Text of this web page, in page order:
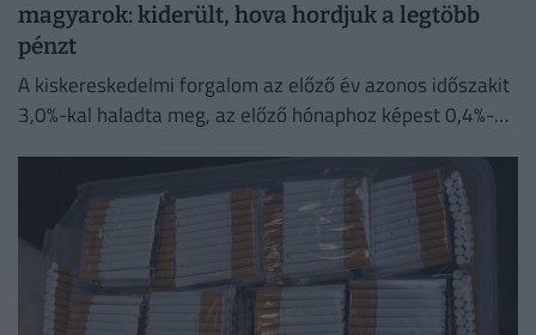
magyarok: kiderült, hova hordjuk a legtöbb
pénzt
A kiskereskedelmi forgalom az előző év azonos időszakit
3,0%-kal haladta meg, az előző hónaphoz képest 0,4%-